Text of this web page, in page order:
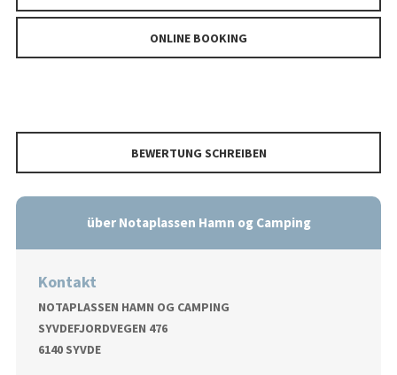
ONLINE BOOKING
BEWERTUNG SCHREIBEN
über Notaplassen Hamn og Camping
Kontakt
NOTAPLASSEN HAMN OG CAMPING
SYVDEFJORDVEGEN 476
6140 SYVDE